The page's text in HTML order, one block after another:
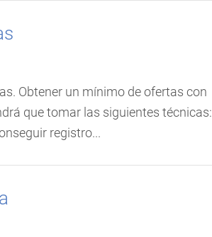
Obtener un mínimo de ofertas con
que tomar las siguientes técnicas:
registro...